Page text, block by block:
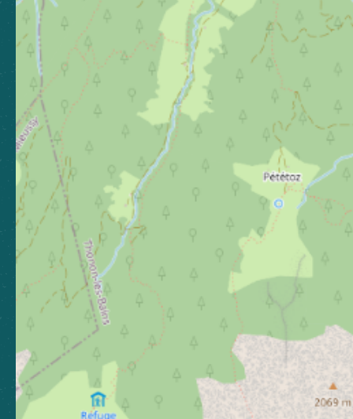
04 50 96 69 69
Laissez-nous votre avis
Nous contacter
Nos bureaux Nos stations
Newsletter
Abonnez-vous pour rester
informé, et continuer à vibrer !
Espace presse Espace pro
Brochures